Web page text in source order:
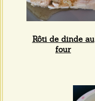
Rôti de dinde au
four